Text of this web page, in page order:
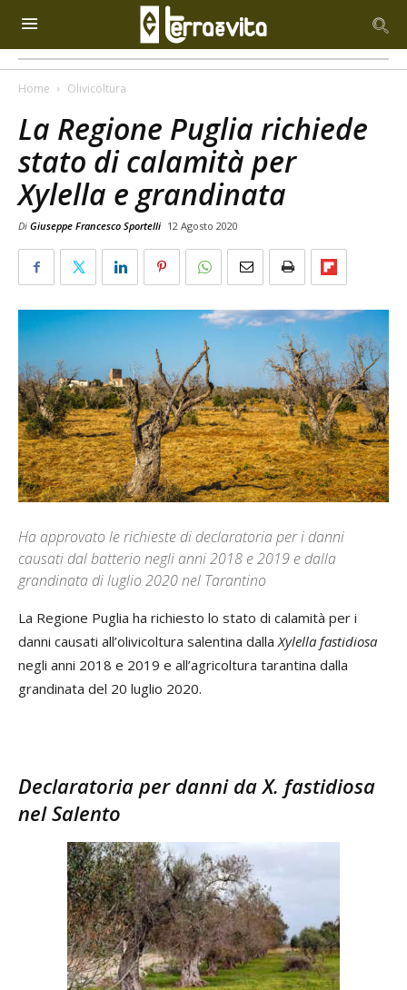
Home Olivicoltura
La Regione Puglia richiede
stato di calamità per
Xylella e grandinata
Di Giuseppe Francesco Sportelli 12 Agosto 2020
Ha approvato le richieste di declaratoria per i danni
causati dal batterio negli anni 2018 e 2019 e dalla
grandinata di luglio 2020 nel Tarantino
La Regione Puglia ha richiesto lo stato di calamità per i
danni causati all’olivicoltura salentina dallaXylella fastidiosa
negli anni 2018 e 2019 e all’agricoltura tarantina dalla
grandinata del 20 luglio 2020.
Declaratoria per danni da X. fastidiosa
nel Salento